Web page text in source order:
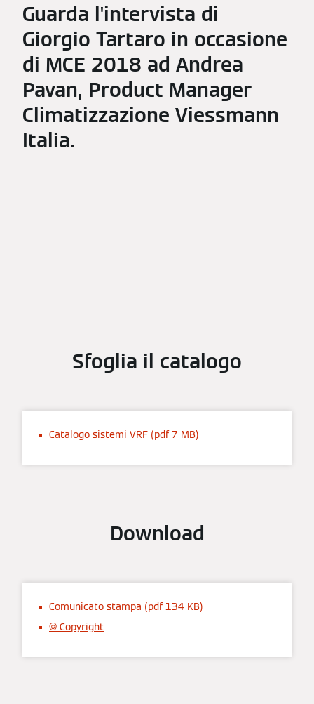
Guarda l'intervista di
Giorgio Tartaro in occasione
di MCE 2018 ad Andrea
Pavan, Product Manager
Climatizzazione Viessmann
Italia.
Sfoglia il catalogo
Catalogo sistemi VRF (pdf 7 MB)
Download
Comunicato stampa (pdf 134 KB)
© Copyright